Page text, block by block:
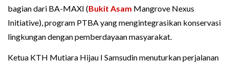
bagian dari BA-MAXI (Bukit Asam Mangrove Nexus
Initiative), program PTBA yang mengintegrasikan konservasi
lingkungan dengan pemberdayaan masyarakat.
Ketua KTH Mutiara Hijau I Samsudin menuturkan perjalanan